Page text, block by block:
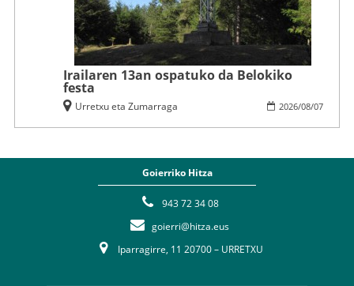
Irailaren 13an ospatuko da Belokiko
festa
2026/08/07
Urretxu eta Zumarraga
Goierriko Hitza
943 72 34 08
goierri@hitza.eus
Iparragirre, 11 20700 – URRETXU